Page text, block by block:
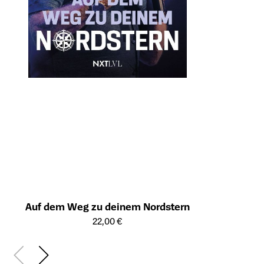
Auf dem Weg zu deinem Nordstern
Öffnet die Detailseite des Produkts
22,00 €